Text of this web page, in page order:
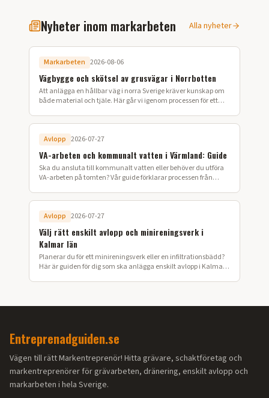
Nyheter inom markarbeten Alla nyheter
Markarbeten 2026-08-06
Vägbygge och skötsel av grusvägar i Norrbotten
Att anlägga en hållbar väg i norra Sverige kräver kunskap om
både material och tjäle. Här går vi igenom processen för ett
Avlopp 2026-07-27
VA-arbeten och kommunalt vatten i Värmland: Guide
Ska du ansluta till kommunalt vatten eller behöver du utföra
VA-arbeten på tomten? Vår guide förklarar processen från
Avlopp 2026-07-27
Välj rätt enskilt avlopp och minireningsverk i
Kalmar län
Planerar du för ett minireningsverk eller en infiltrationsbädd?
Här är guiden för dig som ska anlägga enskilt avlopp i Kalmar
Entreprenadguiden.se
Vägen till rätt Markentreprenör! Hitta grävare, schaktföretag och
markentreprenörer för grävarbeten, dränering, enskilt avlopp och
markarbeten i hela Sverige.